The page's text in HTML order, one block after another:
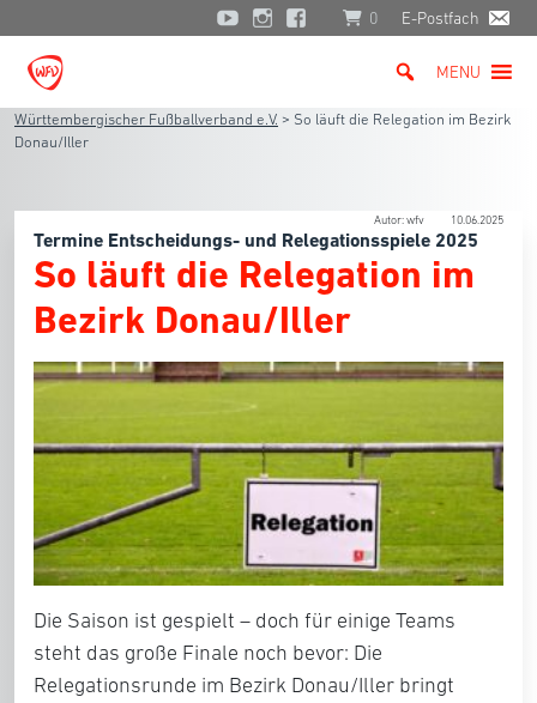
0 E-Postfach
MENU
Württembergischer Fußballverband e.V. > So läuft die Relegation im Bezirk
Donau/Iller
Autor: wfv 10.06.2025
Termine Entscheidungs- und Relegationsspiele 2025
So läuft die Relegation im
Bezirk Donau/Iller
Die Saison ist gespielt – doch für einige Teams
steht das große Finale noch bevor: Die
Relegationsrunde im Bezirk Donau/Iller bringt